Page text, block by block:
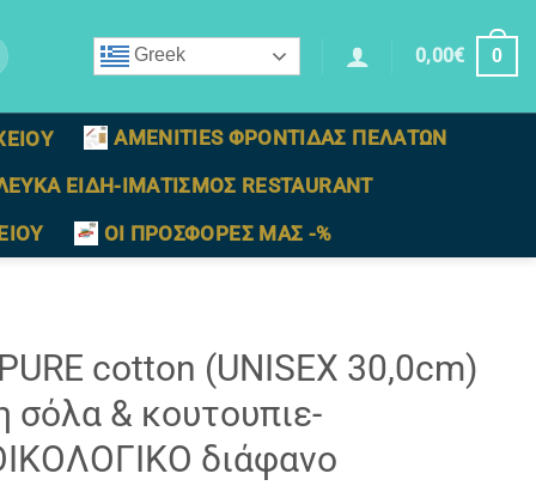
Greek 0,00€ 0
AMENITIES ΦΡΟΝΤΙΔΑΣ ΠΕΛΑΤΩΝ
ΕΙΔΗ-ΙΜΑΤΙΣΜΟΣ RESTAURANT
ΟΙ ΠΡΟΣΦΟΡΕΣ ΜΑΣ -%
cotton (UNISEX 30,0cm)
σόλα & κουτουπιε-
διάφανο